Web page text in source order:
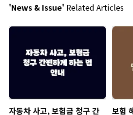
'News & Issue' Related Articles
자동차 사고, 보험금 청구 간
보험